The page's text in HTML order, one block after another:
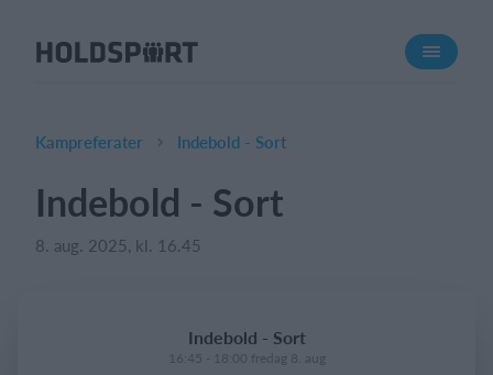
Om Holdsport
Presseomtale
Funktioner
Hjemmeside
Kampreferater Indebold - Sort
Indebold - Sort
8. aug. 2025, kl. 16.45
Indebold - Sort
16:45 - 18:00 fredag 8. aug